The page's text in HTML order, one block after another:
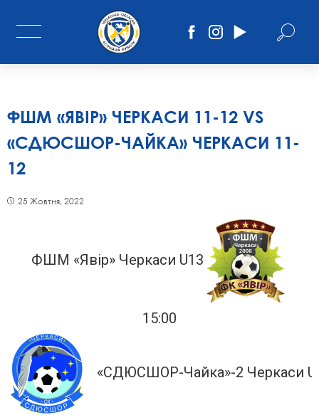
ФШМ «ЯВІР» ЧЕРКАСИ 11-12 VS
«СДЮСШОР-ЧАЙКА» ЧЕРКАСИ 11-
12
25 Жовтня, 2022
ФШМ «Явір» Черкаси U13
15:00
«СДЮСШОР-Чайка»-2 Черкаси